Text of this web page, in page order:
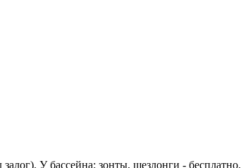
У бассейна: зонты, шезлонги - бесплатно.